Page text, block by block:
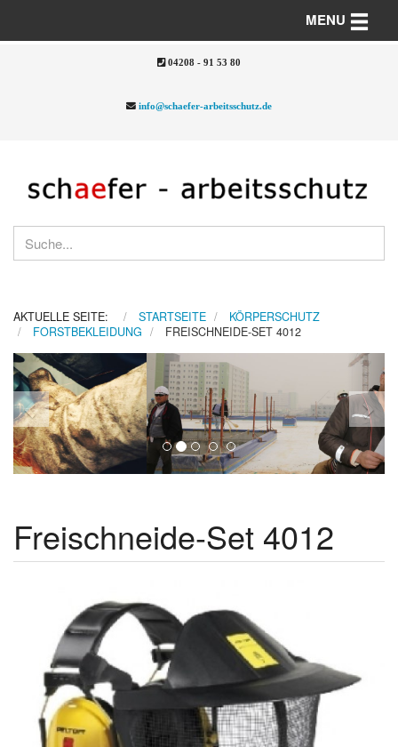
04208 - 91 53 80
info@schaefer-arbeitsschutz.de
MENU Toggle
AKTUELLE SEITE: STARTSEITE
KÖRPERSCHUTZ
FORSTBEKLEIDUNG
FREISCHNEIDE-SET 4012
Previous
Freischneide-Set 4012